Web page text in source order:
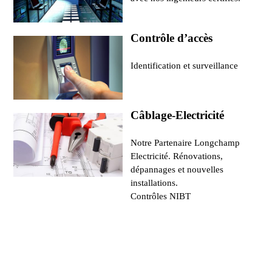
Contrôle d’accès
Identification et surveillance
Câblage-Electricité
Notre Partenaire Longchamp
Electricité. Rénovations,
dépannages et nouvelles
installations.
Contrôles NIBT